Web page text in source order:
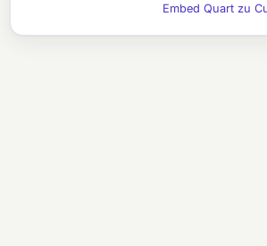
Embed Quart zu